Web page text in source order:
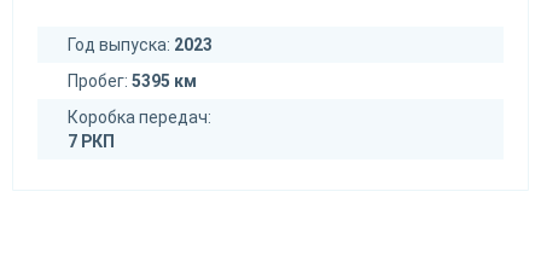
Год выпуска: 2023
Пробег: 5395 км
Коробка передач:
7 РКП